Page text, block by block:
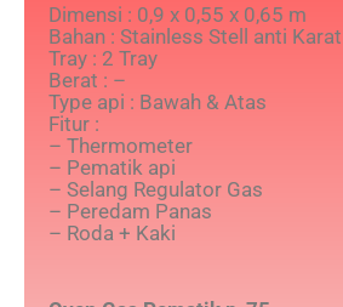
Dimensi : 0,9 x 0,55 x 0,65 m
Bahan : Stainless Stell anti Karat
Tray : 2 Tray
Berat : –
Type api : Bawah & Atas
Fitur :
– Thermometer
– Pematik api
– Selang Regulator Gas
– Peredam Panas
– Roda + Kaki